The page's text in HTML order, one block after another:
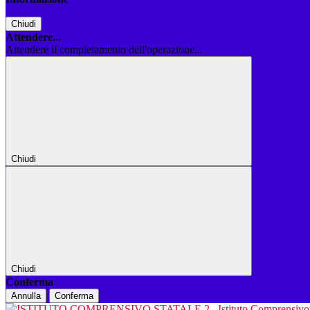
Chiudi
Attendere...
Attendere il completamento dell'operazione...
Chiudi
Chiudi
Conferma
Annulla Conferma